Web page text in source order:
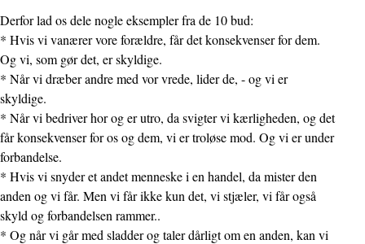
Derfor lad os dele nogle eksempler fra de 10 bud:
* Hvis vi vanærer vore forældre, får det konsekvenser for dem.
Og vi, som gør det, er skyldige.
* Når vi dræber andre med vor vrede, lider de, - og vi er
skyldige.
* Når vi bedriver hor og er utro, da svigter vi kærligheden, og det
får konsekvenser for os og dem, vi er troløse mod. Og vi er under
forbandelse.
* Hvis vi snyder et andet menneske i en handel, da mister den
anden og vi får. Men vi får ikke kun det, vi stjæler, vi får også
skyld og forbandelsen rammer..
* Og når vi går med sladder og taler dårligt om en anden, kan vi